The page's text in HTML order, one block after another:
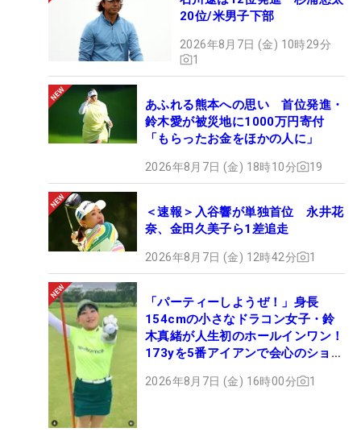
20位/米男子下部
2026年8月7日 (金) 10時29分
1
あふれる熊本への思い 首位発進・
鈴木愛が被災地に1000万円寄付
「もらったお金をほかの人に」
2026年8月7日 (金) 18時10分 19
＜速報＞入谷響が単独首位 永井花
奈、金田久美子ら1差追走
2026年8月7日 (金) 12時42分 1
「パーティーしようぜ！」身長
154cmの小さなドラコン女子・鈴
木真緒が人生初のホールインワン！
173yを5番アイアンで会心のショッ
2026年8月7日 (金) 16時00分 1